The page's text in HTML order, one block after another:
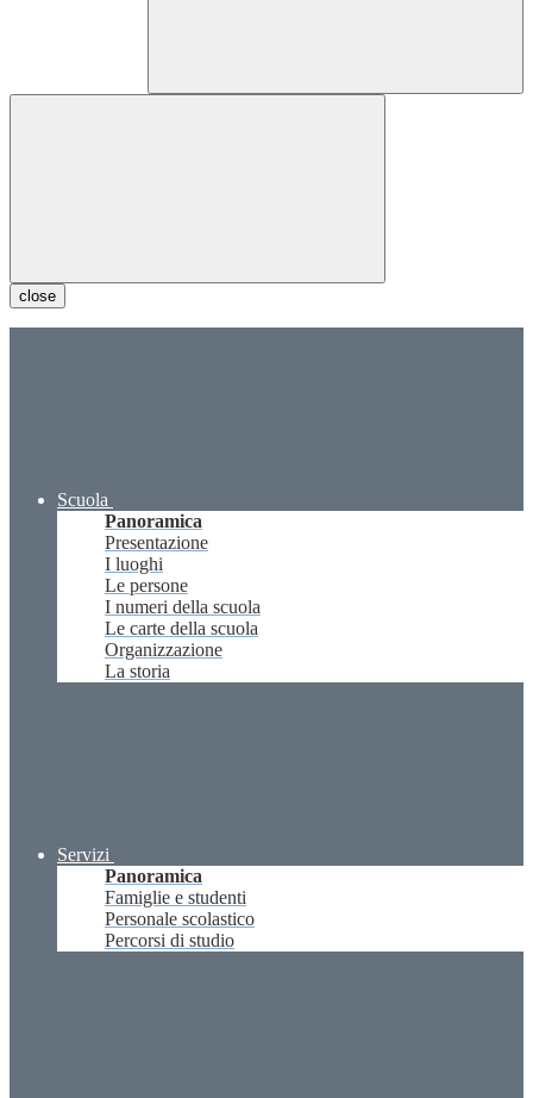
close
Scuola
Panoramica
Presentazione
I luoghi
Le persone
I numeri della scuola
Le carte della scuola
Organizzazione
La storia
Servizi
Panoramica
Famiglie e studenti
Personale scolastico
Percorsi di studio